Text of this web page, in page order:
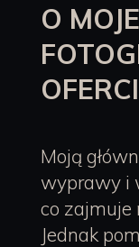
O
Moją
wyprawy i
co zajmuje
Jednak